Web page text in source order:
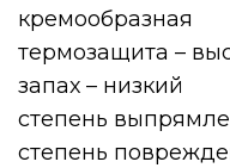
кремообразная
термозащита –
запах – низкий
степень
степень